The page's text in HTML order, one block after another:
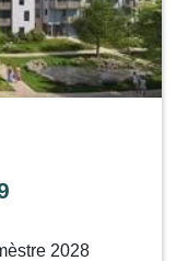
2028